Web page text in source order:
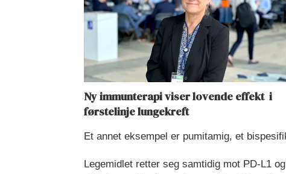
Ny immunterapi viser lovende effekt i
førstelinje lungekreft
Et annet eksempel er pumitamig, et
Legemidlet retter seg samtidig mot PD-L1